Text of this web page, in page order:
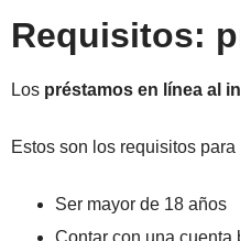
Requisitos:
Los préstamos en línea al
Estos son los requisitos
Ser mayor de 18 años